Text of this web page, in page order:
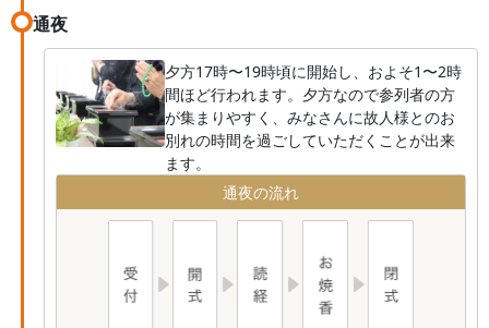
通夜
夕方17時〜19時頃に開始し、およそ1〜2時
間ほど行われます。夕方なので参列者の方
が集まりやすく、みなさんに故人様とのお
別れの時間を過ごしていただくことが出来
ます。
通夜の流れ